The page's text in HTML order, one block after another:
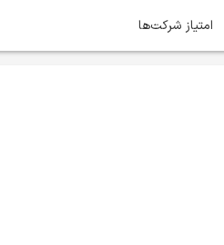
امتیاز شرکت‌ها